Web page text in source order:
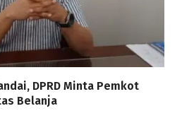
DPRD Minta Pemkot
Belanja